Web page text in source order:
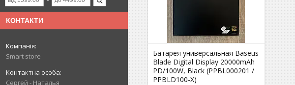
КОНТАКТИ
Smart store
Сергей - Наталья
Батарея универсальная Baseus
Blade Digital Display 20000mAh
PD/100W, Black (PPBL000201 /
PPBLD100-X)